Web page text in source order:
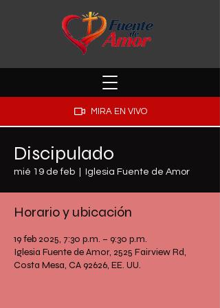
MIRA EN VIVO
Discipulado
mié 19 de feb Iglesia Fuente de Amor
Horario y ubicación
19 feb 2025, 7:30 p.m. – 9:30 p.m.
Iglesia Fuente de Amor, 2525 Fairview Rd,
Costa Mesa, CA 92626, EE. UU.